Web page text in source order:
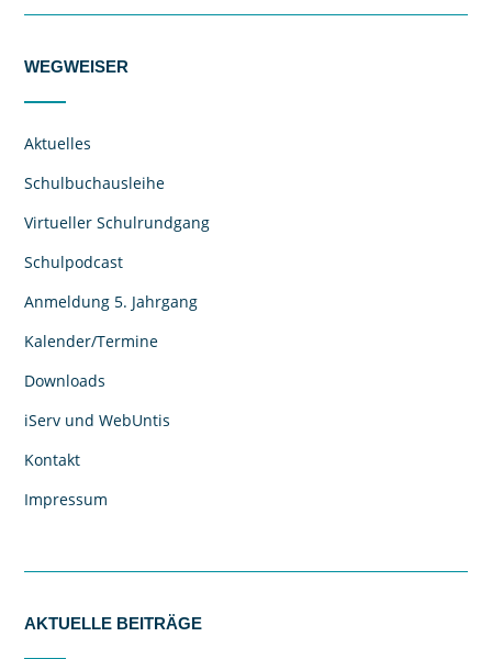
WEGWEISER
Aktuelles
Schulbuchausleihe
Virtueller Schulrundgang
Schulpodcast
Anmeldung 5. Jahrgang
Kalender/Termine
Downloads
iServ und WebUntis
Kontakt
Impressum
AKTUELLE BEITRÄGE